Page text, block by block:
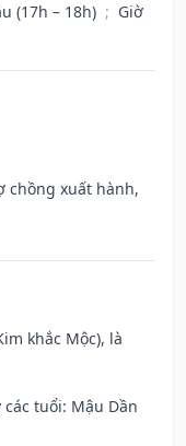
(17h – 18h) ; Giờ
chồng xuất hành,
khắc Mộc), là
tuổi: Mậu Dần